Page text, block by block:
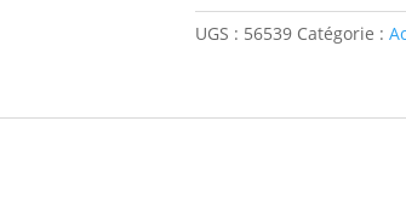
DLX
MADCAT
UGS : 56539 Catégorie :